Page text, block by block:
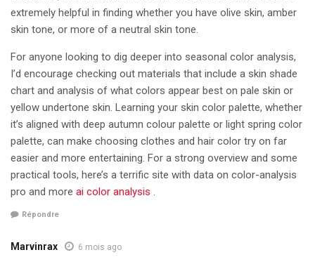
extremely helpful in finding whether you have olive skin, amber
skin tone, or more of a neutral skin tone.
For anyone looking to dig deeper into seasonal color analysis,
I’d encourage checking out materials that include a skin shade
chart and analysis of what colors appear best on pale skin or
yellow undertone skin. Learning your skin color palette, whether
it’s aligned with deep autumn colour palette or light spring color
palette, can make choosing clothes and hair color try on far
easier and more entertaining. For a strong overview and some
practical tools, here’s a terrific site with data on color-analysis
pro and more ai color analysis .
Répondre
Marvinrax 6 mois ago